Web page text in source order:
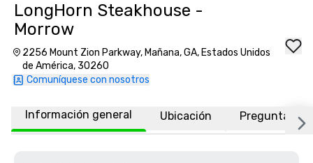
LongHorn Steakhouse -
Morrow
2256 Mount Zion Parkway, Mañana, GA, Estados Unidos
de América, 30260
Comuníquese con nosotros
Información general Ubicación Preguntas